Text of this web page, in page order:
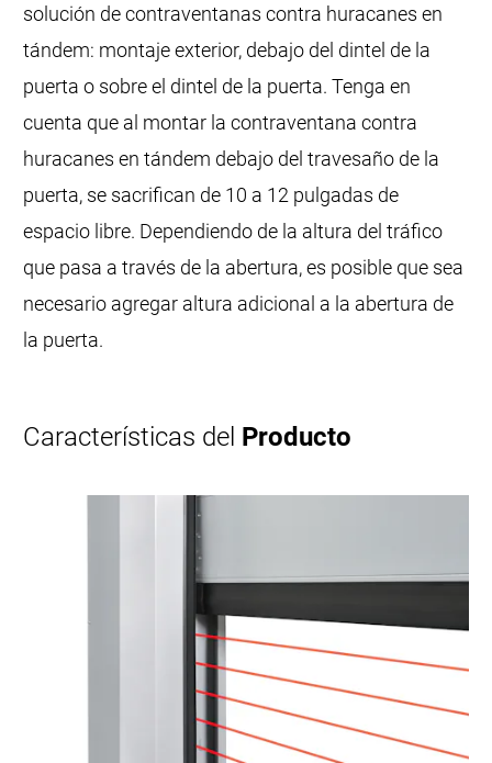
solución de contraventanas contra huracanes en
tándem: montaje exterior, debajo del dintel de la
puerta o sobre el dintel de la puerta. Tenga en
cuenta que al montar la contraventana contra
huracanes en tándem debajo del travesaño de la
puerta, se sacrifican de 10 a 12 pulgadas de
espacio libre. Dependiendo de la altura del tráfico
que pasa a través de la abertura, es posible que sea
necesario agregar altura adicional a la abertura de
la puerta.
Características del Producto